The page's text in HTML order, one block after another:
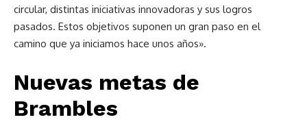
circular, distintas iniciativas innovadoras y sus logros
pasados. Estos objetivos suponen un gran paso en el
camino que ya iniciamos hace unos años».
Nuevas metas de
Brambles